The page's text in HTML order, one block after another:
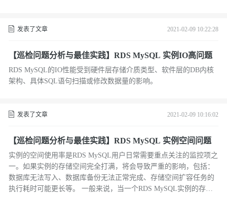
发表了文章 2021-02-09 10:22:28
【巡检问题分析与最佳实践】RDS MySQL 实例IO高问题
RDS MySQL的IO性能受到硬件层存储介质类型、软件层的DB内核
架构、具体SQL语句扫描或修改数据量的影响。
发表了文章 2021-02-09 10:16:02
【巡检问题分析与最佳实践】RDS MySQL 实例空间问题
实例的空间使用率是RDS MySQL用户日常需要重点关注的监控项之
一。如果实例的存储空间完全打满，将会导致严重的影响，包括：
数据库无法写入、数据库备份无法正常完成、存储空间扩容任务的
执行耗时可能更长等。 一般来说，当一个RDS MySQL实例的存储